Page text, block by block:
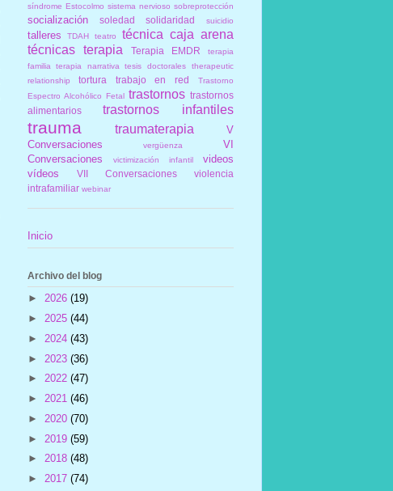
síndrome Estocolmo sistema nervioso sobreprotección
socialización soledad solidaridad suicidio
talleres TDAH teatro
técnica caja arena
técnicas
terapia Terapia EMDR
terapia
familia
terapia narrativa tesis doctorales
therapeutic
relationship
tortura trabajo en red
Trastorno
Espectro Alcohólico Fetal trastornos trastornos
alimentarios
trastornos infantiles
trauma traumaterapia
V
Conversaciones
vergüenza
VI
Conversaciones
victimización infantil
videos
vídeos
VII Conversaciones
violencia
intrafamiliar webinar
Inicio
Archivo del blog
► 2026 (19)
► 2025 (44)
► 2024 (43)
► 2023 (36)
► 2022 (47)
► 2021 (46)
► 2020 (70)
► 2019 (59)
► 2018 (48)
► 2017 (74)